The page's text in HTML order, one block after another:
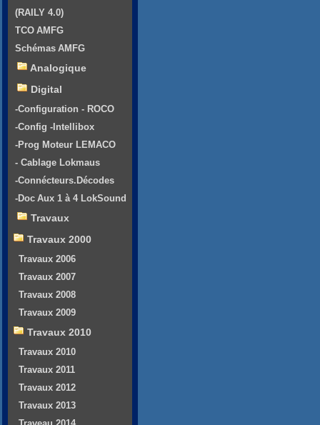
(RAILY 4.0)
TCO AMFG
Schémas AMFG
Analogique
Digital
-Configuration - ROCO
-Config -Intellibox
-Prog Moteur LEMACO
- Cablage Lokmaus
-Connécteurs.Décodes
-Doc Aux 1 à 4 LokSound
Travaux
Travaux 2000
Travaux 2006
Travaux 2007
Travaux 2008
Travaux 2009
Travaux 2010
Travaux 2010
Travaux 2011
Travaux 2012
Travaux 2013